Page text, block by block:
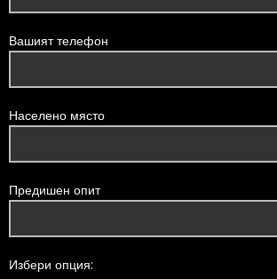
Вашият телефон
Населено място
Предишен опит
Избери опция: